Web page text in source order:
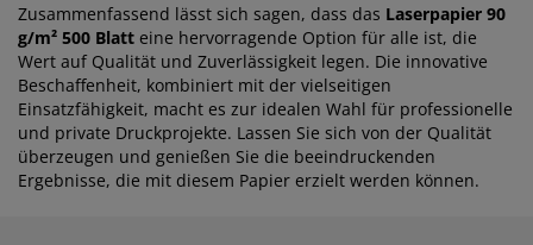
Zusammenfassend lässt sich sagen, dass das Laserpapier 90
g/m² 500 Blatt eine hervorragende Option für alle ist, die
Wert auf Qualität und Zuverlässigkeit legen. Die innovative
Beschaffenheit, kombiniert mit der vielseitigen
Einsatzfähigkeit, macht es zur idealen Wahl für professionelle
und private Druckprojekte. Lassen Sie sich von der Qualität
überzeugen und genießen Sie die beeindruckenden
Ergebnisse, die mit diesem Papier erzielt werden können.